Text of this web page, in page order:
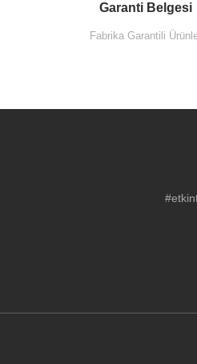
Garanti Belgesi
Fabrika Garantili